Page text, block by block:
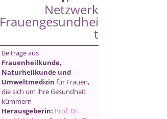
Netzwerk
Frauengesundhei
t
Beiträge aus
Frauenheilkunde,
Naturheilkunde und
Umweltmedizin für Frauen,
die sich um ihre Gesundheit
kümmern
Herausgeberin: Prof. Dr.